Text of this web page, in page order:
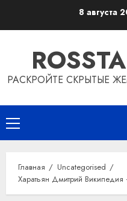
8 августа
РАСКРОЙТЕ СКРЫТЫЕ
Основное
меню
Главная
Uncategorised
Харатьян Дмитрий